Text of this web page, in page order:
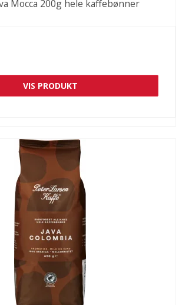
Mocca 200g hele kaffebønner
VIS PRODUKT